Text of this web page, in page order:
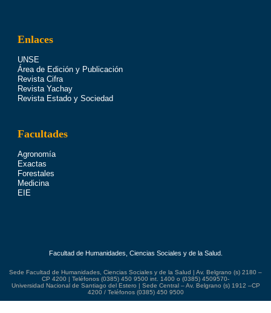
Enlaces
UNSE
Área de Edición y Publicación
Revista Cifra
Revista Yachay
Revista Estado y Sociedad
Facultades
Agronomía
Exactas
Forestales
Medicina
EIE
Facultad de Humanidades, Ciencias Sociales y de la Salud.
Sede Facultad de Humanidades, Ciencias Sociales y de la Salud | Av. Belgrano (s) 2180 –
CP 4200 | Teléfonos (0385) 450 9500 int. 1400 o (0385) 4509570-
Universidad Nacional de Santiago del Estero | Sede Central – Av. Belgrano (s) 1912 –CP
4200 / Teléfonos (0385) 450 9500